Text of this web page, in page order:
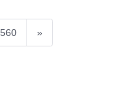
560 »